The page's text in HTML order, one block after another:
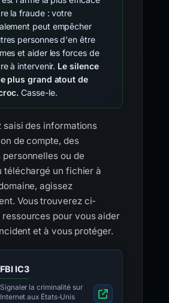
la fraude : votre
peut empêcher
personnes d'en être
et aider les forces de
à intervenir. Le silence
plus grand atout de
Casse-le.
saisi des informations
de compte, des
ou de
téléchargé un fichier à
agissez
Vous trouverez ci-
ressources pour vous aider
et à vous protéger.
FBI IC3
Signaler la criminalité sur
Internet aux États-Unis